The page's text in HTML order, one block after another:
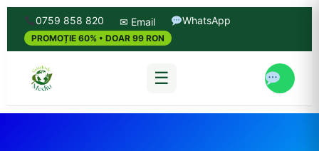
0759 858 820 ✉ Email WhatsApp
PROMOȚIE 60% • DOAR 99 RON
☰